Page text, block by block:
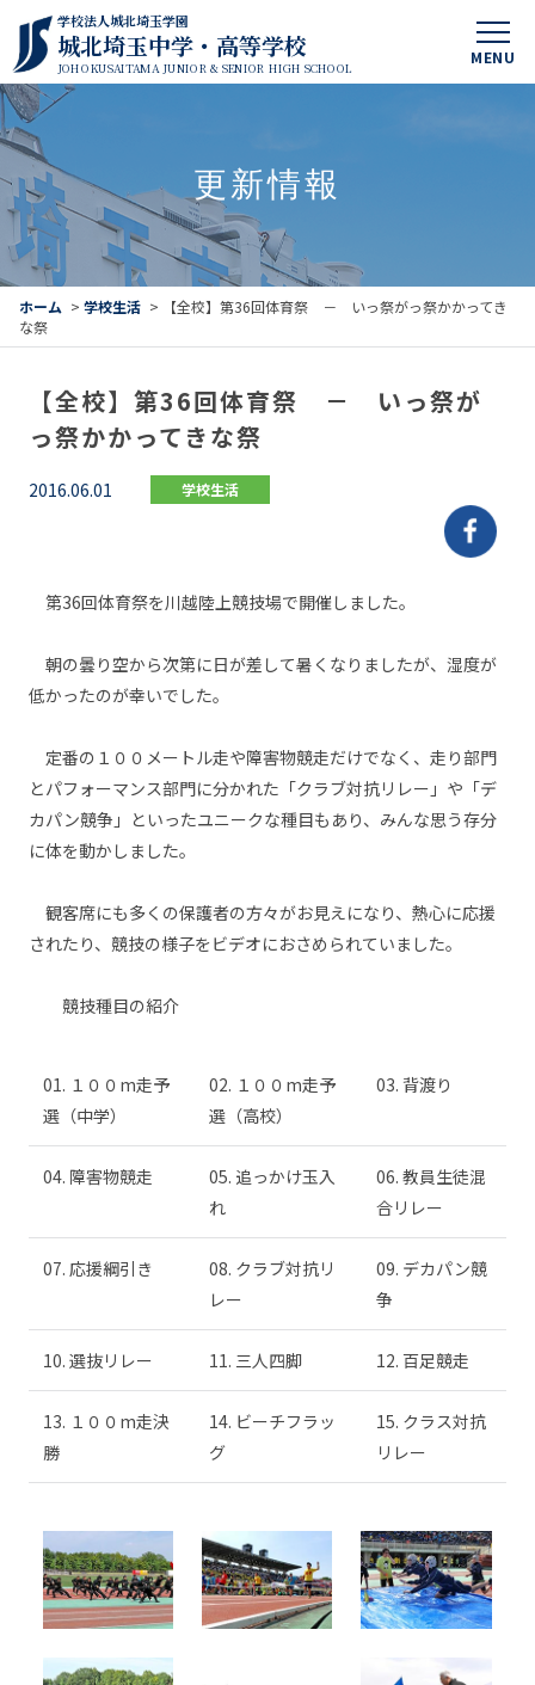
MENU
学校法人城北埼玉学園
城北埼玉中学・高等学校
JOHOKUSAITAMA JUNIOR & SENIOR HIGH SCHOOL
更新情報
ホーム > 学校生活 >
【全校】第36回体育祭 － いっ祭がっ祭かかってき
な祭
【全校】第36回体育祭 － いっ祭が
っ祭かかってきな祭
2016.06.01 学校生活
第36回体育祭を川越陸上競技場で開催しました。
朝の曇り空から次第に日が差して暑くなりましたが、湿度が
低かったのが幸いでした。
定番の１００メートル走や障害物競走だけでなく、走り部門
とパフォーマンス部門に分かれた「クラブ対抗リレー」や「デ
カパン競争」といったユニークな種目もあり、みんな思う存分
に体を動かしました。
観客席にも多くの保護者の方々がお見えになり、熱心に応援
されたり、競技の様子をビデオにおさめられていました。
競技種目の紹介
01. １００m走予
選（中学）
02. １００m走予
選（高校）
03. 背渡り
04. 障害物競走
05. 追っかけ玉入
れ
06. 教員生徒混
合リレー
07. 応援綱引き
08. クラブ対抗リ
レー
09. デカパン競
争
10. 選抜リレー 11. 三人四脚 12. 百足競走
13. １００m走決
勝
14. ビーチフラッ
グ
15. クラス対抗
リレー